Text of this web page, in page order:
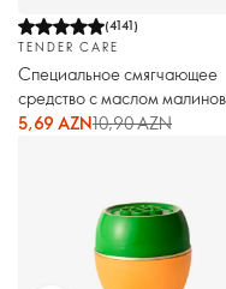
(4141)
TENDER CARE
Специальное смягчающее
средство с маслом
семян
5,69 AZN10,90 AZN